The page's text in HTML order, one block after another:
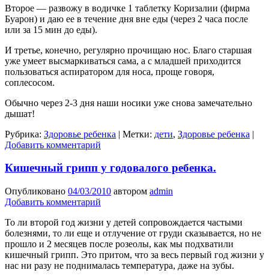
Второе — развожу в водичке 1 таблетку Коризалии (фирма
Буарон) и даю ее в течение дня вне еды (через 2 часа после
или за 15 мин до еды).
И третье, конечно, регулярно прочищаю нос. Благо старшая
уже умеет высмаркиваться сама, а с младшей приходится
пользоваться аспиратором для носа, проще говоря,
соплесосом.
Обычно через 2-3 дня наши носики уже снова замечательно
дышат!
Рубрика: Здоровье ребенка | Метки: дети, Здоровье ребенка |
Добавить комментарий
Кишечный грипп у годовалого ребенка.
Опубликовано 04/03/2010 автором admin
Добавить комментарий
То ли второй год жизни у детей сопровождается частыми
болезнями, то ли еще и отлучение от груди сказывается, но не
прошло и 2 месяцев после розеолы, как мы подхватили
кишечный грипп. Это притом, что за весь первый год жизни у
нас ни разу не поднималась температура, даже на зубы.